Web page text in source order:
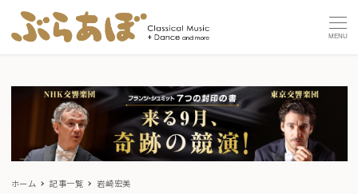
MENU
ホーム 記事一覧 岩崎宏美